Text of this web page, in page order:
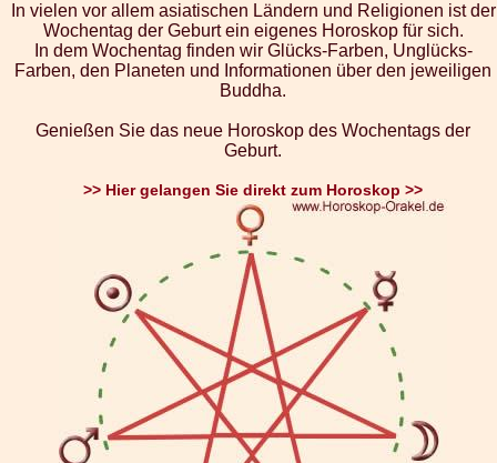
In vielen vor allem asiatischen Ländern und Religionen ist der
Wochentag der Geburt ein eigenes Horoskop für sich.
In dem Wochentag finden wir Glücks-Farben, Unglücks-
Farben, den Planeten und Informationen über den jeweiligen
Buddha.
Genießen Sie das neue Horoskop des Wochentags der
Geburt.
>> Hier gelangen Sie direkt zum Horoskop >>